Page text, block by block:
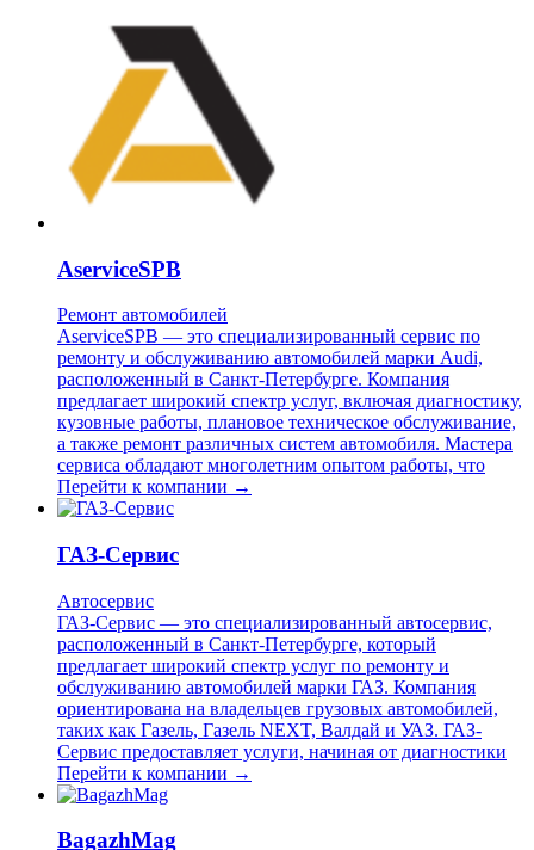
AserviceSPB
Ремонт автомобилей
AserviceSPB — это специализированный сервис по
ремонту и обслуживанию автомобилей марки Audi,
расположенный в Санкт-Петербурге. Компания
предлагает широкий спектр услуг, включая диагностику,
кузовные работы, плановое техническое обслуживание,
а также ремонт различных систем автомобиля. Мастера
сервиса обладают многолетним опытом работы, что
Перейти к компании →
ГАЗ-Сервис
Автосервис
ГАЗ-Сервис — это специализированный автосервис,
расположенный в Санкт-Петербурге, который
предлагает широкий спектр услуг по ремонту и
обслуживанию автомобилей марки ГАЗ. Компания
ориентирована на владельцев грузовых автомобилей,
таких как Газель, Газель NEXT, Валдай и УАЗ. ГАЗ-
Сервис предоставляет услуги, начиная от диагностики
Перейти к компании →
BagazhMag